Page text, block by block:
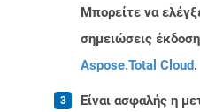
Μπορείτε να
σημειώσεις
Aspose.Total Cloud.
Είναι ασφαλής η